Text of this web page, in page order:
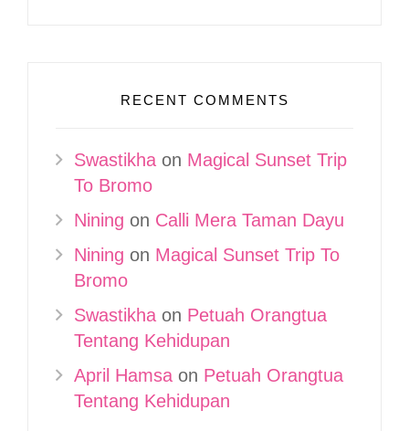
RECENT COMMENTS
Swastikha on Magical Sunset Trip
To Bromo
Nining on Calli Mera Taman Dayu
Nining on Magical Sunset Trip To
Bromo
Swastikha on Petuah Orangtua
Tentang Kehidupan
April Hamsa on Petuah Orangtua
Tentang Kehidupan